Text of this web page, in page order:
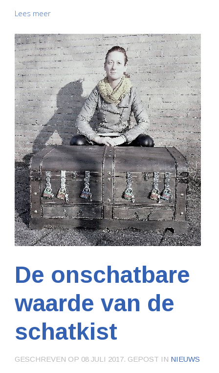
Lees meer
De onschatbare
waarde van de
schatkist
GESCHREVEN OP 08 JULI 2017. GEPOST IN NIEUWS